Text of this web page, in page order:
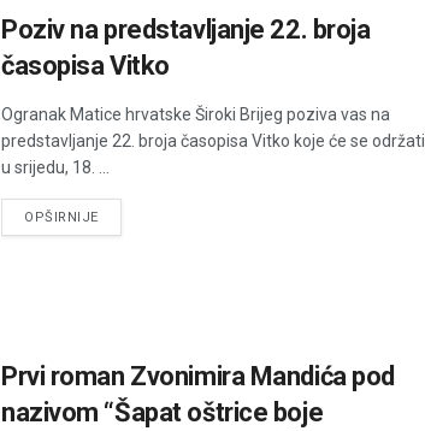
Poziv na predstavljanje 22. broja
časopisa Vitko
Ogranak Matice hrvatske Široki Brijeg poziva vas na
predstavljanje 22. broja časopisa Vitko koje će se održati
u srijedu, 18. ...
OPŠIRNIJEDETAILS
Prvi roman Zvonimira Mandića pod
nazivom “Šapat oštrice boje